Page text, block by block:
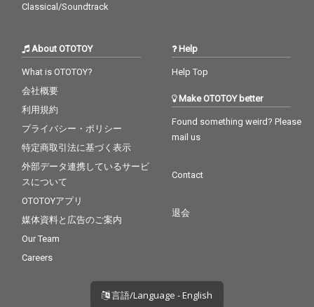
Classical/Soundtrack
About OTOTOY
What is OTOTOY?
会社概要
利用規約
プライバシー・ポリシー
特定商取引法に基づく表示
外部データ連携しているサービ
スについて
OTOTOYアプリ
媒体資料と広告のご案内
Our Team
Careers
Help
Help Top
Make OTOTOY better
Found something weird? Please
mail us
Contact
退会
言語/Language - English